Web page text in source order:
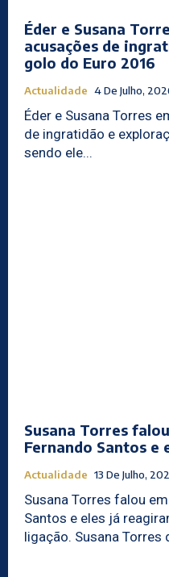
Éder e Susana
acusações de
golo do Euro 2016
Actualidade 4 De Julho,
Éder e Susana Torres
de ingratidão e
sendo ele...
Susana Torres
Fernando Santos e
Actualidade 13 De Julho,
Susana Torres falou
Santos e eles já
ligação. Susana